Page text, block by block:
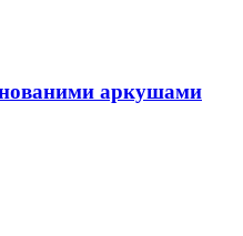
аркушами